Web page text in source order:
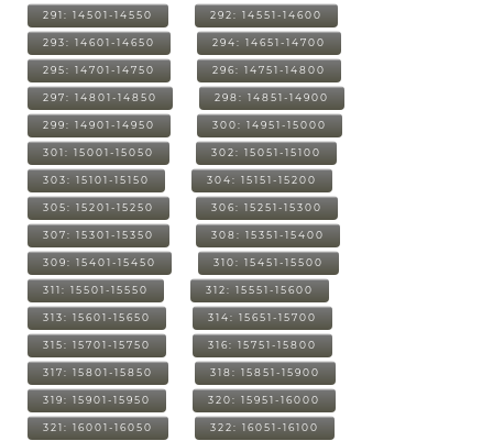
291: 14501-14550 292: 14551-14600
293: 14601-14650 294: 14651-14700
295: 14701-14750 296: 14751-14800
297: 14801-14850 298: 14851-14900
299: 14901-14950 300: 14951-15000
301: 15001-15050 302: 15051-15100
303: 15101-15150 304: 15151-15200
305: 15201-15250 306: 15251-15300
307: 15301-15350 308: 15351-15400
309: 15401-15450 310: 15451-15500
311: 15501-15550 312: 15551-15600
313: 15601-15650 314: 15651-15700
315: 15701-15750 316: 15751-15800
317: 15801-15850 318: 15851-15900
319: 15901-15950 320: 15951-16000
321: 16001-16050 322: 16051-16100